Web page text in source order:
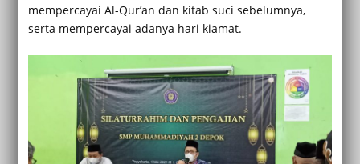
mempercayai Al-Qur’an dan kitab suci sebelumnya,
serta mempercayai adanya hari kiamat.